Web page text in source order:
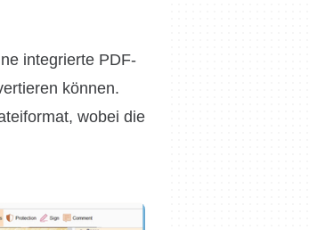
integrierte PDF-
können.
wobei die